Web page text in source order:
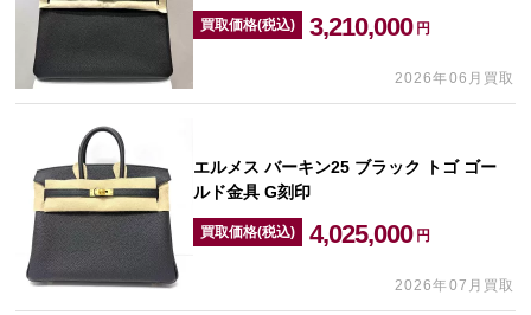
買取価格(税込) 3,210,000 円
2026年06月買取
エルメス バーキン25 ブラック トゴ ゴー
ルド金具 G刻印
買取価格(税込) 4,025,000 円
2026年07月買取